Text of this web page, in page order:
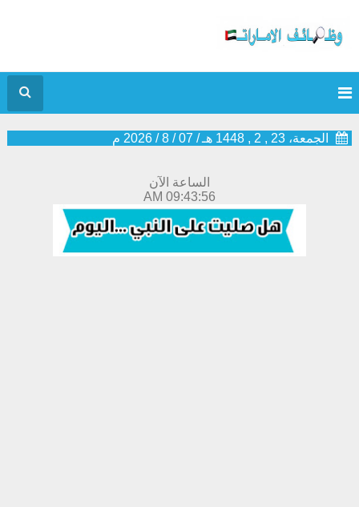
الجمعة، 23 , 2 , 1448 هـ /
07
/
8
/
2026 م
الساعة الآن
09:43:57 AM